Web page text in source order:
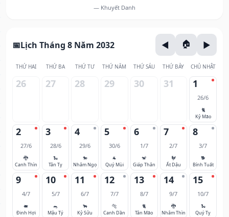
— Khuyết Danh
Lịch Tháng 8 Năm 2032
THỨ HAI THỨ BA THỨ TƯ THỨ NĂM THỨ SÁU THỨ BẢY CHỦ NHẬT
26 27 28 29 30 31 1
26/6
🐈
Kỷ Mão
2
27/6
🐉
Canh Thìn
3
28/6
🐍
Tân Tỵ
4
29/6
🐎
Nhâm Ngọ
5
30/6
🐐
Quý Mùi
6
1/7
🐒
Giáp Thân
7
2/7
🐓
Ất Dậu
8
3/7
🐕
Bính Tuất
9
4/7
🐖
Đinh Hợi
10
5/7
🐀
Mậu Tý
11
6/7
🐂
Kỷ Sửu
12
7/7
🐅
Canh Dần
13
8/7
🐈
Tân Mão
14
9/7
🐉
Nhâm Thìn
15
10/7
🐍
Quý Tỵ